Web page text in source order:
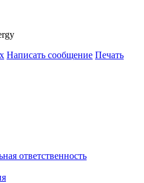
Написать сообщение Печать
ответственность